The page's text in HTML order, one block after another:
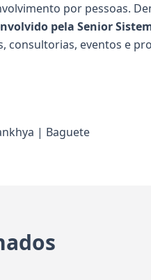
por pessoas.
pela Senior
eventos e
| Baguete